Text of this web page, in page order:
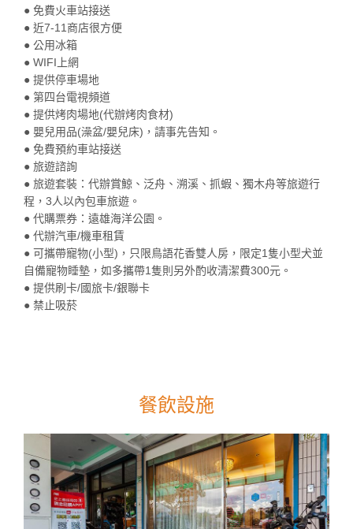
● 免費火車站接送
● 近7-11商店很方便
● 公用冰箱
● WIFI上網
● 提供停車場地
● 第四台電視頻道
● 提供烤肉場地(代辦烤肉食材)
● 嬰兒用品(澡盆/嬰兒床)，請事先告知。
● 免費預約車站接送
● 旅遊諮詢
● 旅遊套裝：代辦賞鯨、泛舟、溯溪、抓蝦、獨木舟等旅遊行
程，3人以內包車旅遊。
● 代購票券：遠雄海洋公園。
● 代辦汽車/機車租賃
● 可攜帶寵物(小型)，只限鳥語花香雙人房，限定1隻小型犬並
自備寵物睡墊，如多攜帶1隻則另外酌收清潔費300元。
● 提供刷卡/國旅卡/銀聯卡
● 禁止吸菸
餐飲設施